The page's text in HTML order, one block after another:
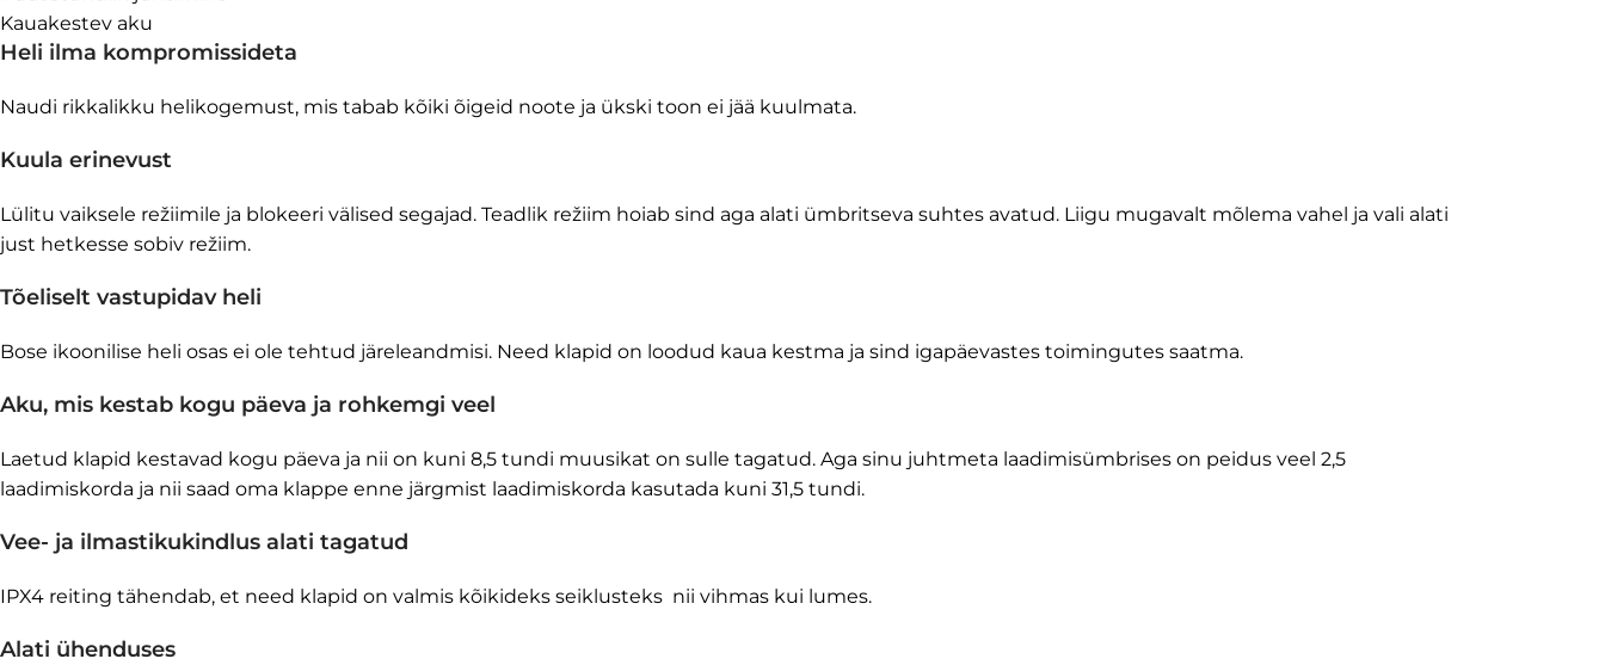
Kauakestev aku
Heli ilma kompromissideta
Naudi rikkalikku helikogemust, mis tabab kõiki õigeid noote ja ükski toon ei jää kuulmata.
Kuula erinevust
Lülitu vaiksele režiimile ja blokeeri välised segajad. Teadlik režiim hoiab sind aga alati ümbritseva suhtes avatud. Liigu mugavalt mõlema vahel ja vali alati
just hetkesse sobiv režiim.
Tõeliselt vastupidav heli
Bose ikoonilise heli osas ei ole tehtud järeleandmisi. Need klapid on loodud kaua kestma ja sind igapäevastes toimingutes saatma.
Aku, mis kestab kogu päeva ja rohkemgi veel
Laetud klapid kestavad kogu päeva ja nii on kuni 8,5 tundi muusikat on sulle tagatud. Aga sinu juhtmeta laadimisümbrises on peidus veel 2,5
laadimiskorda ja nii saad oma klappe enne järgmist laadimiskorda kasutada kuni 31,5 tundi.
Vee- ja ilmastikukindlus alati tagatud
IPX4 reiting tähendab, et need klapid on valmis kõikideks seiklusteks nii vihmas kui lumes.
Alati ühenduses